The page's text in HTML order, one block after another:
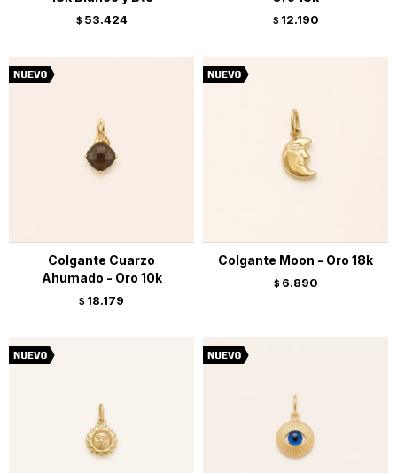
$ 53.424 $ 12.190
Colgante Cuarzo
Ahumado - Oro 10k
$ 18.179
Colgante Moon - Oro 18k
$ 6.890